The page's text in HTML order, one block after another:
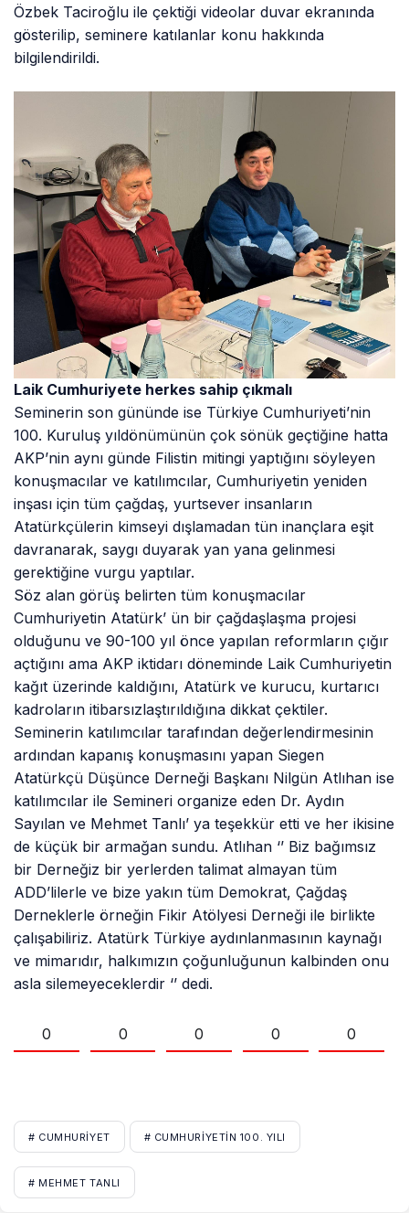
Özbek Taciroğlu ile çektiği videolar duvar ekranında
gösterilip, seminere katılanlar konu hakkında
bilgilendirildi.
Laik Cumhuriyete herkes sahip çıkmalı
Seminerin son gününde ise Türkiye Cumhuriyeti’nin
100. Kuruluş yıldönümünün çok sönük geçtiğine hatta
AKP’nin aynı günde Filistin mitingi yaptığını söyleyen
konuşmacılar ve katılımcılar, Cumhuriyetin yeniden
inşası için tüm çağdaş, yurtsever insanların
Atatürkçülerin kimseyi dışlamadan tün inançlara eşit
davranarak, saygı duyarak yan yana gelinmesi
gerektiğine vurgu yaptılar.
Söz alan görüş belirten tüm konuşmacılar
Cumhuriyetin Atatürk’ ün bir çağdaşlaşma projesi
olduğunu ve 90-100 yıl önce yapılan reformların çığır
açtığını ama AKP iktidarı döneminde Laik Cumhuriyetin
kağıt üzerinde kaldığını, Atatürk ve kurucu, kurtarıcı
kadroların itibarsızlaştırıldığına dikkat çektiler.
Seminerin katılımcılar tarafından değerlendirmesinin
ardından kapanış konuşmasını yapan Siegen
Atatürkçü Düşünce Derneği Başkanı Nilgün Atlıhan ise
katılımcılar ile Semineri organize eden Dr. Aydın
Sayılan ve Mehmet Tanlı’ ya teşekkür etti ve her ikisine
de küçük bir armağan sundu. Atlıhan ‘’ Biz bağımsız
bir Derneğiz bir yerlerden talimat almayan tüm
ADD’lilerle ve bize yakın tüm Demokrat, Çağdaş
Derneklerle örneğin Fikir Atölyesi Derneği ile birlikte
çalışabiliriz. Atatürk Türkiye aydınlanmasının kaynağı
ve mimarıdır, halkımızın çoğunluğunun kalbinden onu
asla silemeyeceklerdir ‘’ dedi.
0 0 0 0 0
# CUMHURIYET # CUMHURIYETIN 100. YILI
# MEHMET TANLI